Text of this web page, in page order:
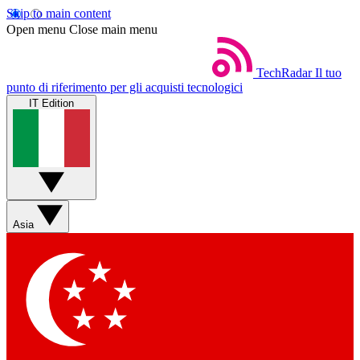
Skip to main content
Open menu Close main menu
TechRadar Il tuo
punto di riferimento per gli acquisti tecnologici
IT Edition
Asia